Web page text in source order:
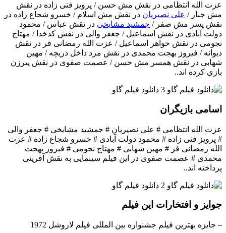
عزت الله انتظامی در نقش مش حسن / پرویز فنی زاده در نقش
مش جبار / علی نصیریان در نقش مش اسلام / خسرو شجاع زاده در
نقش پسر مش صفر / جمشید مشایخی در نقش عباس / محمود
دولت آبادی در نقش اسماعیل / جعفر والی در نقش کدخدا / مهتاج
نجومی در نقش خواهر اسماعیل / عزت الله رمضانی فر در نقش
دیوانه / فیروز بهجت محمدی در نقش مرد داخل دریچه / مهین
شهابی در نقش همسر مش حسن / عصمت صفوی در نقش پیرزن
بازی کرده اند..
اسامی بازیگران
عزت الله انتظامی # علی نصیریان # جمشید مشایخی # جعفر والی
# پرویز فنی زاده # محمود دولت آبادی # خسرو شجاع زاده # عزت
الله رمضانی فر # مهین شهابی # مهتاج نجومی # فیروز بهجت
محمدی # عصمت صفوی در این فیلم سینمایی به نقش آفرینی
پرداخته اند..
جوایز و افتخارات این فیلم
– جایزه بهترین فیلم جشنواره بین المللی فیلم لاروشل 1972